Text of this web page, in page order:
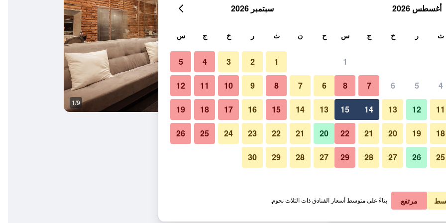
في الليلة
﷼ عرض الصفقة
﷼ عرض الصفقة
1/9
صور لـ بيتمانوسكا ماين سكوير ريزيدانس للبالغين فقط
أغسطس 2026
ث ر خ ج س
1
4
5
6
7
8
11
12
13
14
15
18
19
20
21
22
25
26
27
28
29
سبتمبر 2026
ح ن ث ر خ ج س
1
2
3
4
5
6
7
8
9
10
11
12
13
14
15
16
17
18
19
20
21
22
23
24
25
26
27
28
29
30
مرتفع بناءً على متوسط أسعار الفنادق ذات الثلاث نجوم.